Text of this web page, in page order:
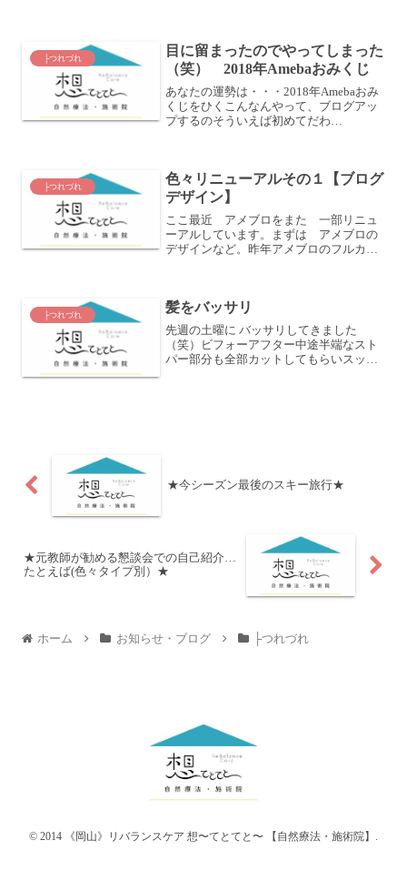
り・・・それでも ...
├つれづれ
目に留まったのでやってしまった
（笑） 2018年Amebaおみくじ
あなたの運勢は・・・2018年Amebaおみ
くじをひくこんなんやって、ブログアッ
プするのそういえば初めてだわ
ったいなんなんだろ。 ...
├つれづれ
色々リニューアルその１【ブログ
デザイン】
ここ最近 アメブロをまた 一部リニュ
ーアルしています。まずは アメブロの
デザインなど。昨年アメブロのフルカス
年 初めてお願いしたときは...
├つれづれ 髪をバッサリ
先週の土曜に バッサリしてきました
（笑）ビフォーアフター中途半端なスト
パー部分も全部カットしてもらいスッキ
★今シーズン最後のスキー旅行★
★元教師が勧める懇談会での自己紹介…
たとえば(色々タイプ別）★
ホーム お知らせ・ブログ ├つれづれ
© 2014 《岡山》リバランスケア 想〜てとてと〜 【自然療法・施術院】.